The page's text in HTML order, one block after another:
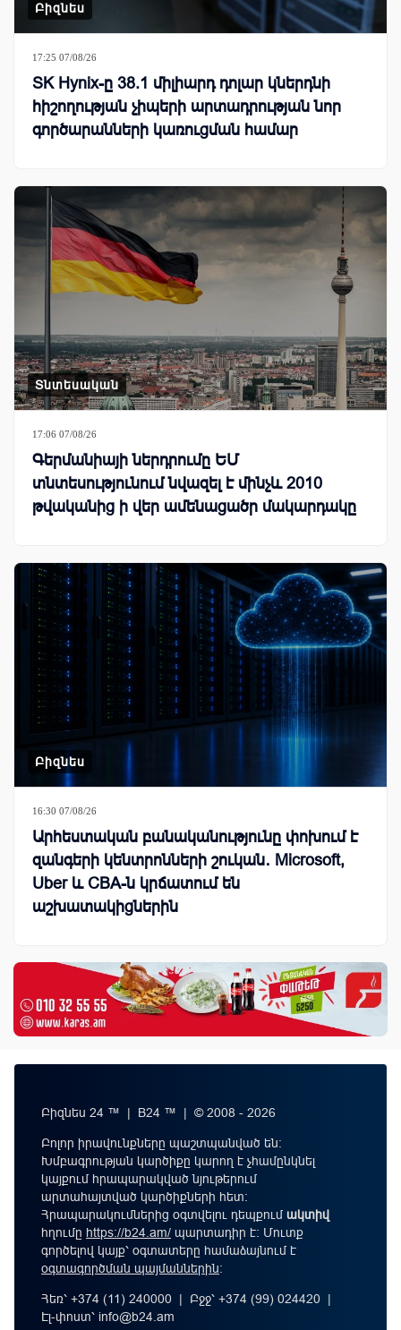
Բիզնես
17:25 07/08/26
SK Hynix-ը 38.1 միլիարդ դոլար կներդնի
հիշողության չիպերի արտադրության նոր
գործարանների կառուցման համար
Տնտեսական
17:06 07/08/26
Գերմանիայի ներդրումը ԵՄ
տնտեսությունում նվազել է մինչև 2010
թվականից ի վեր ամենացածր մակարդակը
Բիզնես
16:30 07/08/26
Արհեստական բանականությունը փոխում է
զանգերի կենտրոնների շուկան․ Microsoft,
Uber և CBA-ն կրճատում են
աշխատակիցներին
Բիզնես 24 ™ | B24 ™ | © 2008 - 2026
Բոլոր իրավունքները պաշտպանված են:
Խմբագրության կարծիքը կարող է չհամընկնել
կայքում հրապարակված նյութերում
արտահայտված կարծիքների հետ:
Հրապարակումներից օգտվելու դեպքումակտիվ
հղումը https://b24.am/ պարտադիր է: Մուտք
գործելով կայք՝ օգտատերը համաձայնում է
օգտագործման պայմաններին։
Հեռ՝ +374 (11) 240000 | Բջջ՝ +374 (99) 024420 |
Էլ-փոստ՝ info@b24.am